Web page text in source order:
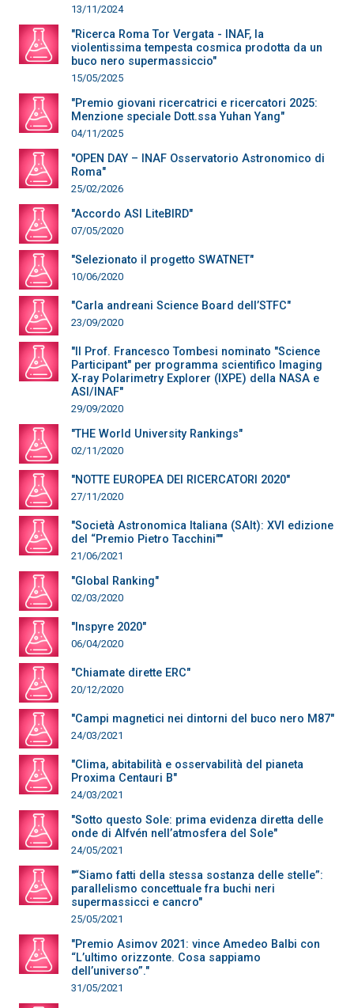
13/11/2024
"Ricerca Roma Tor Vergata - INAF, la
violentissima tempesta cosmica prodotta da un
buco nero supermassiccio"
15/05/2025
"Premio giovani ricercatrici e ricercatori 2025:
Menzione speciale Dott.ssa Yuhan Yang"
04/11/2025
"OPEN DAY – INAF Osservatorio Astronomico di
Roma"
25/02/2026
"Accordo ASI LiteBIRD"
07/05/2020
"Selezionato il progetto SWATNET"
10/06/2020
"Carla andreani Science Board dell’STFC"
23/09/2020
"Il Prof. Francesco Tombesi nominato "Science
Participant" per programma scientifico Imaging
X-ray Polarimetry Explorer (IXPE) della NASA e
ASI/INAF"
29/09/2020
"THE World University Rankings"
02/11/2020
"NOTTE EUROPEA DEI RICERCATORI 2020"
27/11/2020
"Società Astronomica Italiana (SAIt): XVI edizione
del “Premio Pietro Tacchini""
21/06/2021
"Global Ranking"
02/03/2020
"Inspyre 2020"
06/04/2020
"Chiamate dirette ERC"
20/12/2020
"Campi magnetici nei dintorni del buco nero M87"
24/03/2021
"Clima, abitabilità e osservabilità del pianeta
Proxima Centauri B"
24/03/2021
"Sotto questo Sole: prima evidenza diretta delle
onde di Alfvén nell’atmosfera del Sole"
24/05/2021
"“Siamo fatti della stessa sostanza delle stelle”:
parallelismo concettuale fra buchi neri
supermassicci e cancro"
25/05/2021
"Premio Asimov 2021: vince Amedeo Balbi con
“L’ultimo orizzonte. Cosa sappiamo
dell’universo”."
31/05/2021